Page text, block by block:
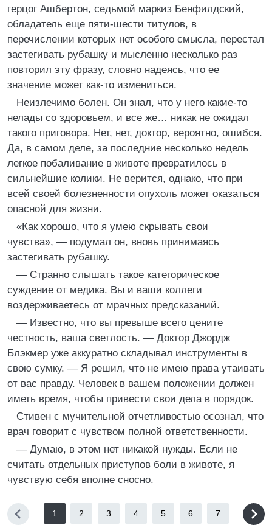
герцог Ашбертон, седьмой маркиз Бенфилдский,
обладатель еще пяти-шести титулов, в
перечислении которых нет особого смысла, перестал
застегивать рубашку и мысленно несколько раз
повторил эту фразу, словно надеясь, что ее
значение может как-то измениться.
Неизлечимо болен. Он знал, что у него какие-то
нелады со здоровьем, и все же… никак не ожидал
такого приговора. Нет, нет, доктор, вероятно, ошибся.
Да, в самом деле, за последние несколько недель
легкое побаливание в животе превратилось в
сильнейшие колики. Не верится, однако, что при
всей своей болезненности опухоль может оказаться
опасной для жизни.
«Как хорошо, что я умею скрывать свои
чувства», — подумал он, вновь принимаясь
застегивать рубашку.
— Странно слышать такое категорическое
суждение от медика. Вы и ваши коллеги
воздерживаетесь от мрачных предсказаний.
— Известно, что вы превыше всего цените
честность, ваша светлость. — Доктор Джордж
Блэкмер уже аккуратно складывал инструменты в
свою сумку. — Я решил, что не имею права утаивать
от вас правду. Человек в вашем положении должен
иметь время, чтобы привести свои дела в порядок.
Стивен с мучительной отчетливостью осознал, что
врач говорит с чувством полной ответственности.
— Думаю, в этом нет никакой нужды. Если не
считать отдельных приступов боли в животе, я
чувствую себя вполне сносно.
1 2 3 4 5 6 7